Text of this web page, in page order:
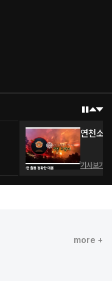
연천소
기사보기
more +